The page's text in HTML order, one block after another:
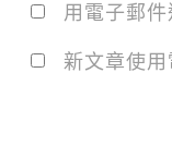
用電子郵件
新文章使用